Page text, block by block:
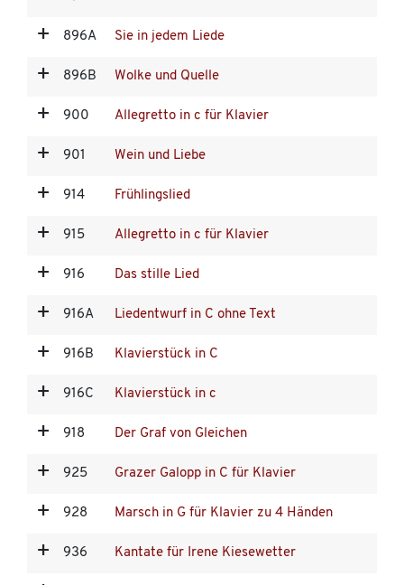
896A Sie in jedem Liede
896B Wolke und Quelle
900 Allegretto in c für Klavier
901 Wein und Liebe
914 Frühlingslied
915 Allegretto in c für Klavier
916 Das stille Lied
916A Liedentwurf in C ohne Text
916B Klavierstück in C
916C Klavierstück in c
918 Der Graf von Gleichen
925 Grazer Galopp in C für Klavier
928 Marsch in G für Klavier zu 4 Händen
936 Kantate für Irene Kiesewetter